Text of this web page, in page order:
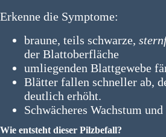
Erkenne die Symptome:
braune, teils schwarze,
der Blattoberfläche
umliegenden Blattgewebe
Blätter fallen schneller ab,
deutlich erhöht.
Schwächeres Wachstum
Wie entsteht dieser Pilzbefall?